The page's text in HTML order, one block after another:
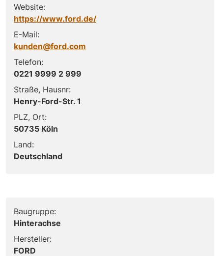
Website:
https://www.ford.de/
E-Mail:
kunden@ford.com
Telefon:
0221 9999 2 999
Straße, Hausnr:
Henry-Ford-Str. 1
PLZ, Ort:
50735 Köln
Land:
Deutschland
Baugruppe:
Hinterachse
Hersteller:
FORD